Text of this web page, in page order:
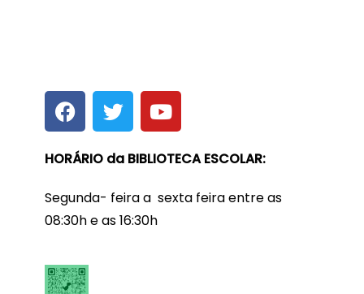
HORÁRIO da BIBLIOTECA ESCOLAR:
Segunda- feira a sexta feira entre as
08:30h e as 16:30h